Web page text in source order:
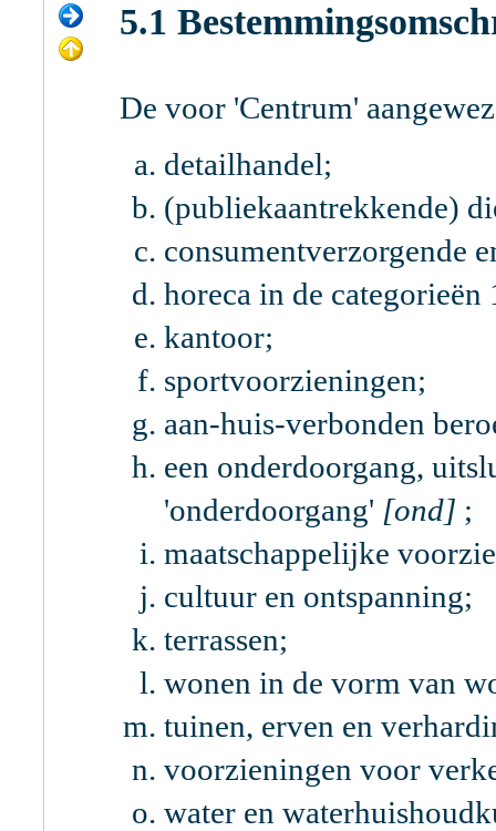
5.1
De voor 'Centrum'
detailhandel;
(publiekaantrekkende)
consumentverzorgende
horeca in de categorieën
kantoor;
sportvoorzieningen;
aan-huis-verbonden
een onderdoorgang,
'onderdoorgang' [ond] ;
maatschappelijke
cultuur en ontspanning;
terrassen;
wonen in de vorm van
tuinen, erven en
voorzieningen voor
water en